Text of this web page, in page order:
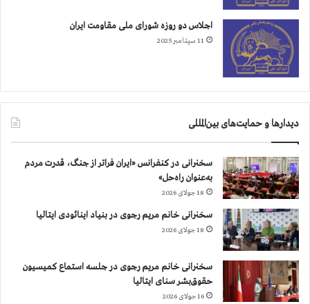
اجلاس دو روزه شورای ملی مقاومت ایران
11 سپتامبر 2025
دیدارها و حمایت‌های بین‌المللی
سخنرانی در کنفرانس «ایران فراتر از جنگ، قدرت مردم
به‌عنوان راه‌حل»
18 جولای 2026
سخنرانی خانم مریم رجوی در بنیاد اینائودی ایتالیا
18 جولای 2026
سخنرانی خانم مریم رجوی در جلسه استماع کمیسیون
حقوق‌بشر سنای ایتالیا
16 جولای 2026